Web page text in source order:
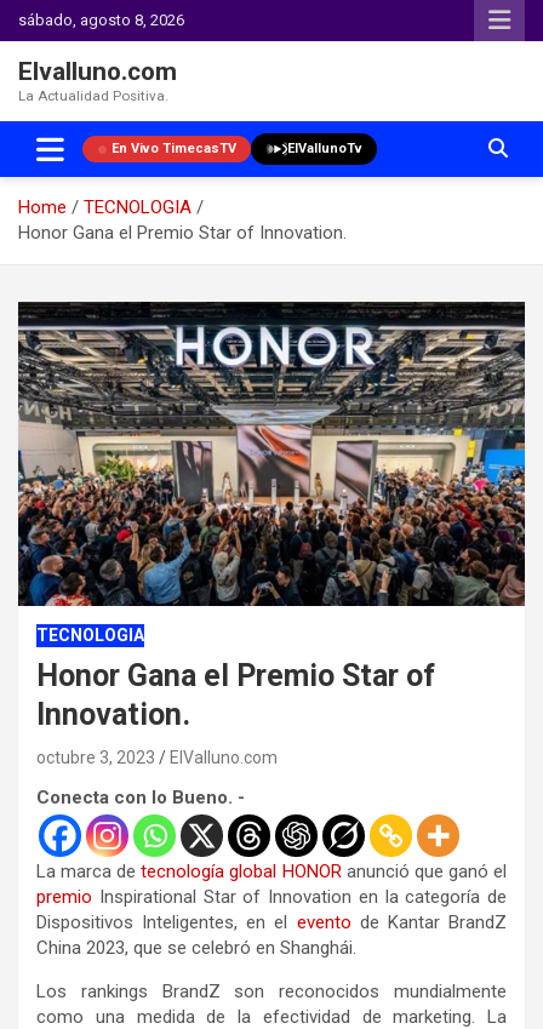
sábado, agosto 8, 2026
Elvalluno.com
La Actualidad Positiva.
En Vivo TimecasTV ElVallunoTv
Home
TECNOLOGIA
Honor Gana el Premio Star of Innovation.
content
TECNOLOGIA
Honor Gana el Premio Star of
Innovation.
octubre 3, 2023 ElValluno.com
Conecta con lo Bueno. -
La marca detecnología global HONORanunció que ganó el
premio Inspirational Star of Innovation en la categoría de
Dispositivos Inteligentes, en el evento de Kantar BrandZ
China 2023, que se celebró en Shanghái.
Los rankings BrandZ son reconocidos mundialmente
como una medida de la efectividad de marketing. La